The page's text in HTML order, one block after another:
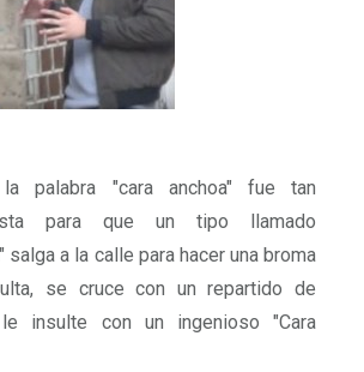
palabra "cara anchoa" fue tan
para que un tipo llamado
salga a la calle para hacer una broma
se cruce con un repartido de
insulte con un ingenioso "Cara